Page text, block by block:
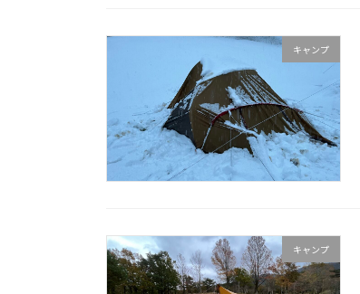
キャンプ
キャンプ